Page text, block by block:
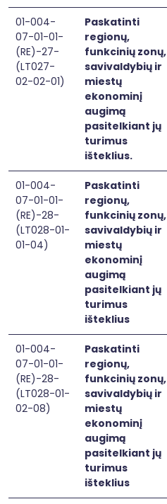
01-004-
07-01-01-
(RE)-27-
(LT027-
02-02-01)
Paskatinti
regionų,
funkcinių zonų,
savivaldybių ir
miestų
ekonominį
augimą
pasitelkiant jų
turimus
išteklius.
01-004-
07-01-01-
(RE)-28-
(LT028-01-
01-04)
Paskatinti
regionų,
funkcinių zonų,
savivaldybių ir
miestų
ekonominį
augimą
pasitelkiant jų
turimus
išteklius
01-004-
07-01-01-
(RE)-28-
(LT028-01-
02-08)
Paskatinti
regionų,
funkcinių zonų,
savivaldybių ir
miestų
ekonominį
augimą
pasitelkiant jų
turimus
išteklius